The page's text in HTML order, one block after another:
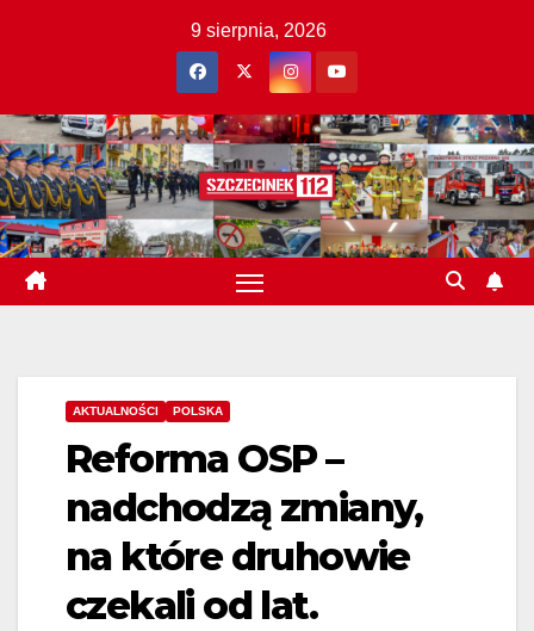
9 sierpnia, 2026
AKTUALNOŚCI POLSKA
Reforma OSP –
nadchodzą zmiany,
na które druhowie
czekali od lat.